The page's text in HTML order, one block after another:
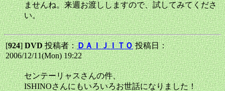
ませんね。来週お渡ししますので、試してみてくださ
い。
[924]DVD投稿者：ＤＡＩＪＩＴＯ 投稿日：
2006/12/11(Mon) 19:22
センテーリャスさんの件、
ISHINOさんにもいろいろお世話になりました！